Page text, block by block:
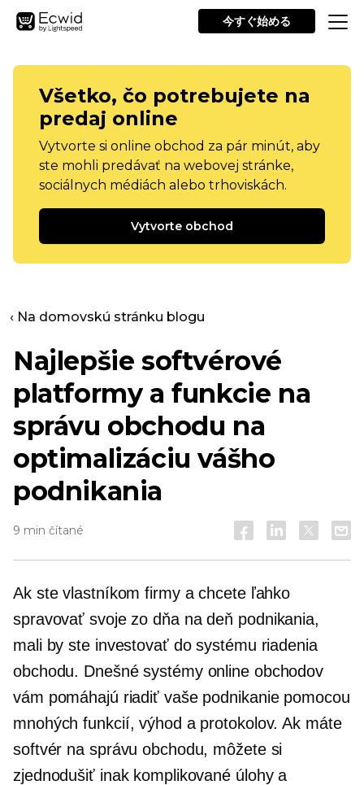
今すぐ始める
Všetko, čo potrebujete na
predaj online
Vytvorte si online obchod za pár minút, aby
ste mohli predávať na webovej stránke,
sociálnych médiách alebo trhoviskách.
Vytvorte obchod
‹ Na domovskú stránku blogu
Najlepšie softvérové ​​
platformy a funkcie na
správu obchodu na
optimalizáciu vášho
podnikania
9 min čítané
Ak ste vlastníkom firmy a chcete ľahko
spravovať svoje zo dňa na deň podnikania,
mali by ste investovať do systému riadenia
obchodu. Dnešné systémy online obchodov
vám pomáhajú riadiť vaše podnikanie pomocou
mnohých funkcií, výhod a protokolov. Ak máte
softvér na správu obchodu, môžete si
zjednodušiť inak komplikované úlohy a